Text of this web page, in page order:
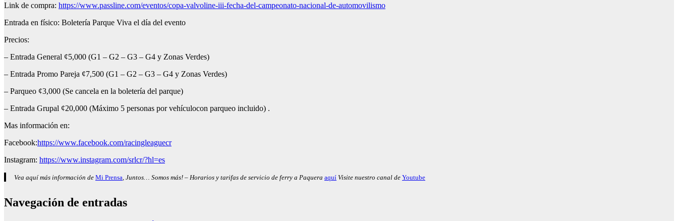
Link de compra: https://www.passline.com/eventos/copa-valvoline-iii-fecha-del-campeonato-nacional-de-automovilismo
Entrada en físico: Boletería Parque Viva el día del evento
Precios:
– Entrada General ¢5,000 (G1 – G2 – G3 – G4 y Zonas Verdes)
– Entrada Promo Pareja ¢7,500 (G1 – G2 – G3 – G4 y Zonas Verdes)
– Parqueo ¢3,000 (Se cancela en la boletería del parque)
– Entrada Grupal ¢20,000 (Máximo 5 personas por vehículocon parqueo incluido) .
Mas información en:
Facebook:https://www.facebook.com/racingleaguecr
Instagram: https://www.instagram.com/srlcr/?hl=es
Vea aquí más información de Mi Prensa, Juntos… Somos más! – Horarios y tarifas de servicio de ferry a Paquera aquí Visite nuestro canal de Youtube
Navegación de entradas